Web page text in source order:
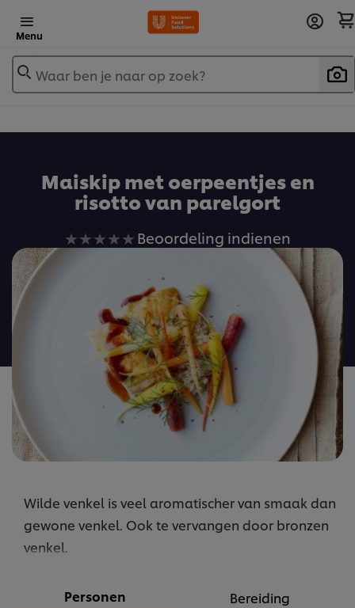
Menu
Waar ben je naar op zoek?
Maiskip met oerpeentjes en
risotto van parelgort
Geen
beoordelingen
voor
deze
recipe
Beoordeling indienen
Wilde venkel is veel aromatischer van smaak dan
gewone venkel. Ook te vervangen door bronzen
venkel.
Personen Bereiding